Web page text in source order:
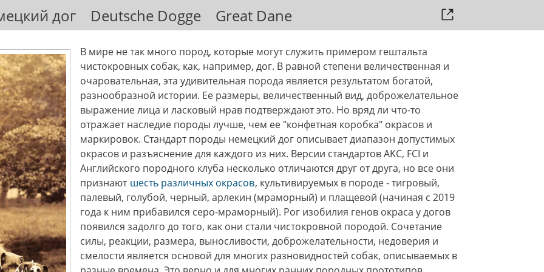
дог Deutsche Dogge Great Dane
В мире не так много пород, которые могут служить примером гештальта
чистокровных собак, как, например, дог. В равной степени величественная и
очаровательная, эта удивительная порода является результатом богатой,
разнообразной истории. Ее размеры, величественный вид, доброжелательное
выражение лица и ласковый нрав подтверждают это. Но вряд ли что-то
отражает наследие породы лучше, чем ее "конфетная коробка" окрасов и
маркировок. Стандарт породы немецкий дог описывает диапазон допустимых
окрасов и разъяснение для каждого из них. Версии стандартов AKC, FCI и
Английского породного клуба несколько отличаются друг от друга, но все они
признают шесть различных окрасов, культивируемых в породе - тигровый,
палевый, голубой, черный, арлекин (мраморный) и плащевой (начиная с 2019
года к ним прибавился серо-мраморный). Рог изобилия генов окраса у догов
появился задолго до того, как они стали чистокровной породой. Сочетание
силы, реакции, размера, выносливости, доброжелательности, недоверия и
смелости является основой для многих разновидностей собак, описываемых в